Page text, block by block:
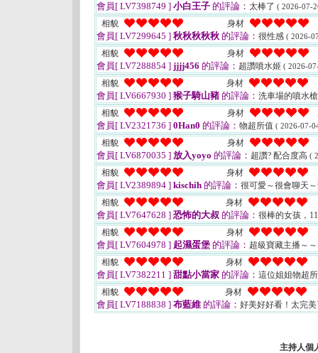
會員[ LV7398749 ] 小白王子 的評論： 太棒了 ( 2026-07-
相貌 身材
會員[ LV7299645 ] 秋秋秋秋秋 的評論： 很性感 ( 2026-
相貌 身材
會員[ LV7288854 ] jjjj456 的評論： 超讚噴水姬 ( 2026-
相貌 身材
會員[ LV6667930 ] 猴子騎山豬 的評論： 洗車場的噴水
相貌
身材
會員[ LV2321736 ] 0Han0 的評論： 物超所值 ( 2026-07-
相貌 身材
會員[ LV6870035 ] 放入yoyo 的評論： 超讚? 配合度高 (
相貌 身材
會員[ LV2389894 ] kischih 的評論： 很可愛～很會聊天
相貌
身材
會員[ LV7647628 ] 恐怖的大叔 的評論： 很棒的女孩，
相貌
身材
會員[ LV7604978 ] 起濕蛋堡 的評論： 超級寶藏主播～
相貌
身材
會員[ LV7382211 ] 甜點小當家 的評論： 這位姐姐物超
相貌
身材
會員[ LV7188838 ] 布藍維 的評論： 好美好好看！太完
主持人個